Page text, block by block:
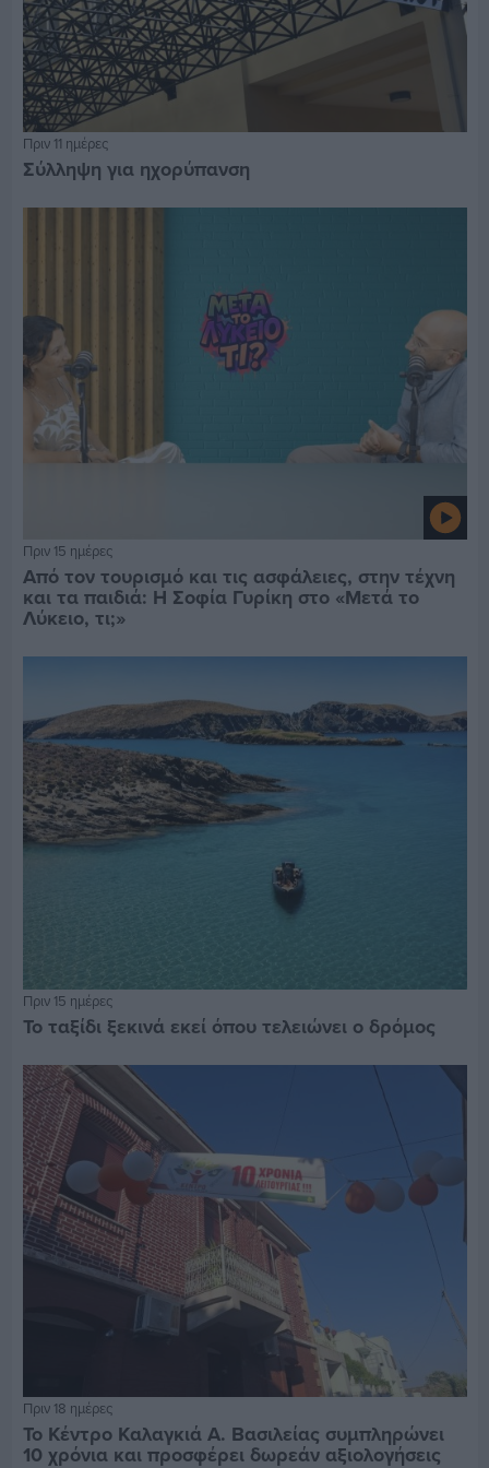
Πριν 11 ημέρες
Σύλληψη για ηχορύπανση
Πριν 15 ημέρες
Από τον τουρισμό και τις ασφάλειες, στην τέχνη
και τα παιδιά: Η Σοφία Γυρίκη στο «Μετά το
Λύκειο, τι;»
Πριν 15 ημέρες
Το ταξίδι ξεκινά εκεί όπου τελειώνει ο δρόμος
Πριν 18 ημέρες
Το Κέντρο Καλαγκιά Α. Βασιλείας συμπληρώνει
10 χρόνια και προσφέρει δωρεάν αξιολογήσεις